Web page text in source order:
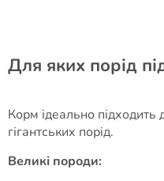
Для яких порід
Корм ідеально підходить
гігантських порід.
Великі породи: